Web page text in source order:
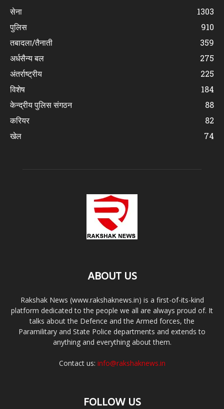
सेना
1303
पुलिस
910
तबादला/तैनाती
359
अर्धसैन्य बल
275
अंतर्राष्ट्रीय
225
विशेष
184
केन्द्रीय पुलिस संगठन
88
करियर
82
खेल
74
ABOUT US
Rakshak News (www.rakshaknews.in) is a first-of-its-kind
platform dedicated to the people we all are always proud of. It
talks about the Defence and the Armed forces, the
Paramilitary and State Police departments and extends to
anything and everything about them.
Contact us: info@rakshaknews.in
FOLLOW US